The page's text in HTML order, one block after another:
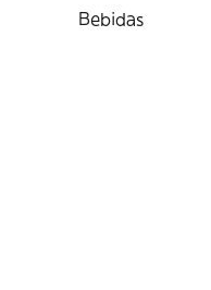
Bebidas